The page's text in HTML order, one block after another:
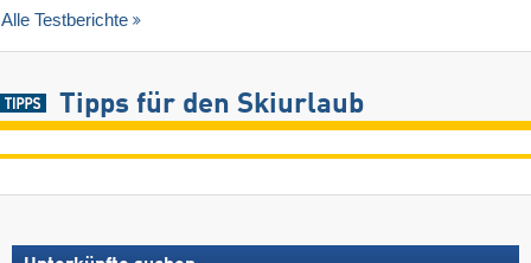
Alle Testberichte
Tipps für den Skiurlaub